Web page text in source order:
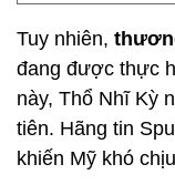
Tuy nhiên,
đang được thực
này, Thổ Nhĩ Kỳ
tiên. Hãng tin
khiến Mỹ khó